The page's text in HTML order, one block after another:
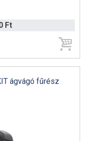
(angol)
Ft
ágvágó fűrész